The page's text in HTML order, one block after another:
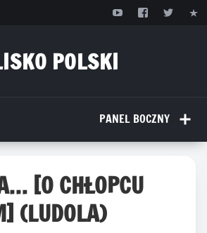
POLSKI
PANEL BOCZNY
[O CHŁOPCU
(LUDOLA)